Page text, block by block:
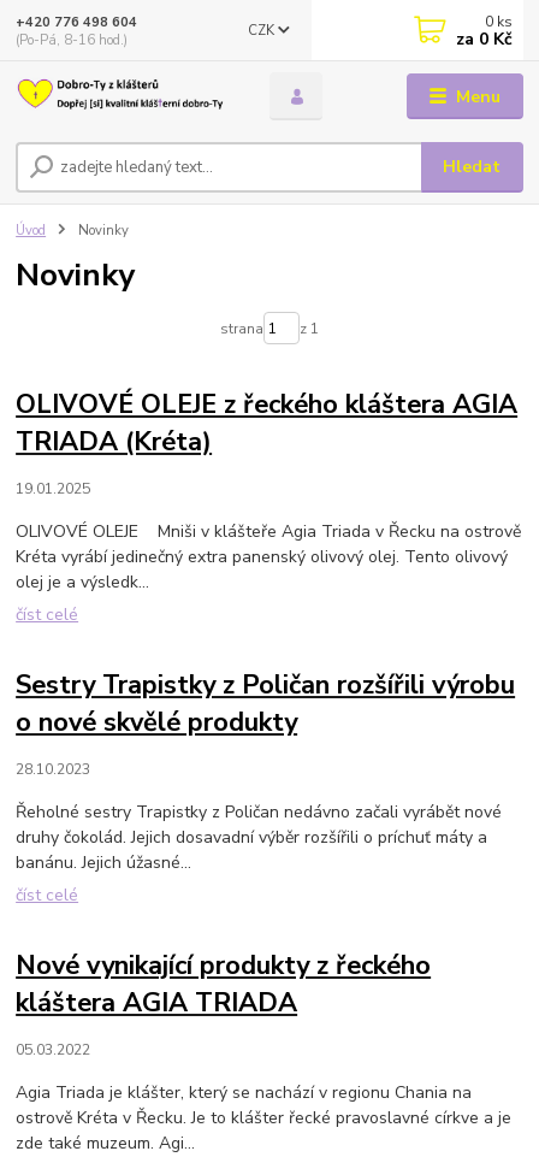
Menu
CZK
Hledat
+420 776 498 604
(Po-Pá, 8-16 hod.)
0 ks
za 0 Kč
Úvod Novinky
Novinky
strana z 1
OLIVOVÉ OLEJE z řeckého kláštera AGIA
TRIADA (Kréta)
19.01.2025
OLIVOVÉ OLEJE Mniši v klášteře Agia Triada v Řecku na ostrově
Kréta vyrábí jedinečný extra panenský olivový olej. Tento olivový
olej je a výsledk...
číst celé
Sestry Trapistky z Poličan rozšířili výrobu
o nové skvělé produkty
28.10.2023
Řeholné sestry Trapistky z Poličan nedávno začali vyrábět nové
druhy čokolád. Jejich dosavadní výběr rozšířili o príchuť máty a
banánu. Jejich úžasné...
číst celé
Nové vynikající produkty z řeckého
kláštera AGIA TRIADA
05.03.2022
Agia Triada je klášter, který se nachází v regionu Chania na
ostrově Kréta v Řecku. Je to klášter řecké pravoslavné církve a je
zde také muzeum. Agi...